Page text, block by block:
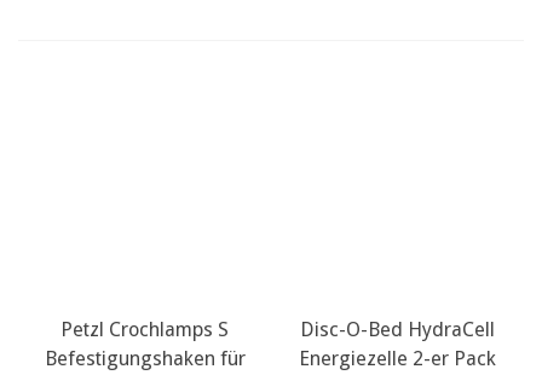
Petzl Crochlamps S
Befestigungshaken für
Disc-O-Bed HydraCell
Energiezelle 2-er Pack